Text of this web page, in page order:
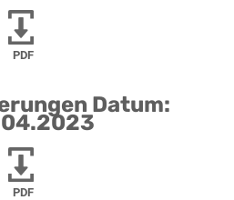
PDF
Datum:
PDF